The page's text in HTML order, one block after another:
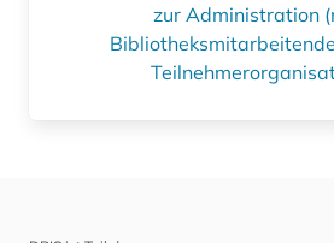
zur Administration